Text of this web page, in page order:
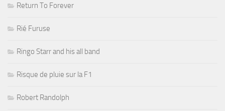
Return To Forever
Rié Furuse
Ringo Starr and his all band
Risque de pluie sur la F1
Robert Randolph